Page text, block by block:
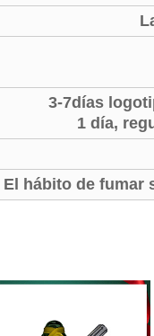
3-7días
1 día,
El hábito de fumar